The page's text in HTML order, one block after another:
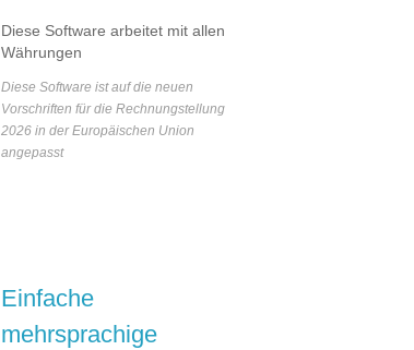
Diese Software arbeitet mit allen
Währungen
Diese Software ist auf die neuen
Vorschriften für die Rechnungstellung
2026 in der Europäischen Union
angepasst
Einfache
mehrsprachige